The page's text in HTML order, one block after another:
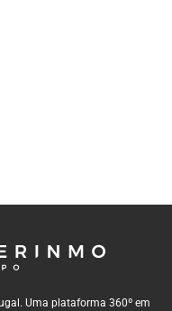
Uma plataforma 360º em